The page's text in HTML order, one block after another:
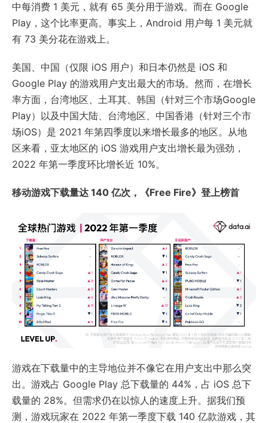
中每消费 1 美元，就有 65 美分用于游戏。而在 Google
Play，这个比率更高。事实上，Android 用户每 1 美元就
有 73 美分花在游戏上。
美国、中国（仅限 iOS 用户）和日本仍然是 iOS 和
Google Play 的游戏用户支出最大的市场。然而，在增长
率方面，台湾地区、土耳其、韩国（针对三个市场Google
Play）以及中国大陆、台湾地区、中国香港（针对三个市
场iOS）是 2021 年第四季度以来增长最多的地区。从地
区来看，亚太地区的 iOS 游戏用户支出增长最为强劲，
2022 年第一季度环比增长近 10%。
移动游戏下载量达 140 亿次，《Free Fire》登上榜首
游戏在下载量中的主导地位并不像它在用户支出中那么突
出。游戏占 Google Play 总下载量的 44%，占 iOS 总下
载量的 28%。但需求仍在以惊人的速度上升。据我们预
测，游戏玩家在 2022 年第一季度下载 140 亿款游戏，其